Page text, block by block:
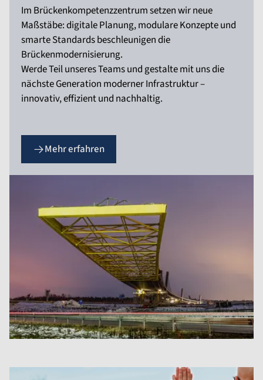
Im Brückenkompetenzzentrum setzen wir neue
Maßstäbe: digitale Planung, modulare Konzepte und
smarte Standards beschleunigen die
Brückenmodernisierung.
Werde Teil unseres Teams und gestalte mit uns die
nächste Generation moderner Infrastruktur –
innovativ, effizient und nachhaltig.
Mehr erfahren